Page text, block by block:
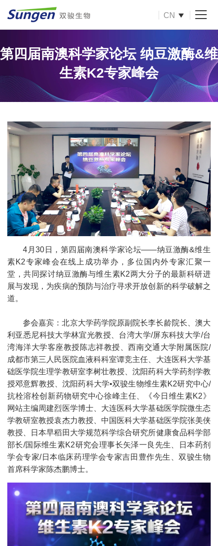
CN
第四届南澳科学家论坛 纳豆激酶&维
生素K2专家峰会
4月30日，第四届南澳科学家论坛——纳豆激酶&维生
素K2专家峰会在线上成功举办，多位国内外专家汇聚一
堂，共同探讨纳豆激酶与维生素K2两大分子的最新科研进
展与发现，为疾病的预防与治疗寻求开放创新的科学破解之
道。
参会嘉宾：北京大学药学院原副院长李长龄院长、澳大
利亚悉尼科技大学林宜光教授、台湾大学/屏东科技大学/台
湾海洋大学客座教授陈志祥教授、西南交通大学附属医院/
成都市第三人民医院血液科科室谭竞主任、大连医科大学基
础医学院生理学教研室李树壮教授、沈阳药科大学药剂学教
授邓意辉教授、沈阳药科大学•双骏生物维生素K2研究中心/
抗栓溶栓创新药物研究中心徐峰主任、《今日维生素K2》
网站主编周建烈医学博士、大连医科大学基础医学院微生态
学教研室教授袁杰力教授、中国医科大学基础医学院张美侠
教授、日本早稻田大学规范科学综合研究所健康食品科学部
部长/国际维生素K2研究会理事长矢泽一良先生、日本药剂
学会专家/日本临床药理学会专家吉田豊作先生、双骏生物
首席科学家陈杰鹏博士。